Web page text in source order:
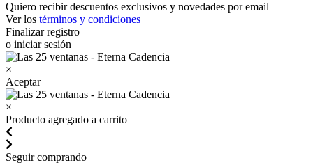
Quiero recibir descuentos exclusivos y novedades por email
Ver los términos y condiciones
Finalizar registro
o iniciar sesión
×
Aceptar
×
Producto agregado a carrito
Seguir comprando